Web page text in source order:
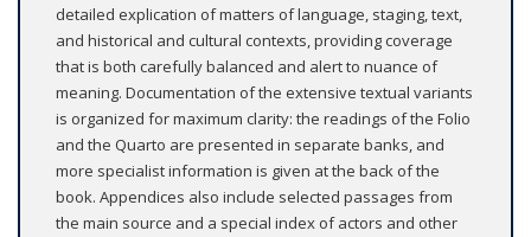
detailed explication of matters of language, staging, text,
and historical and cultural contexts, providing coverage
that is both carefully balanced and alert to nuance of
meaning. Documentation of the extensive textual variants
is organized for maximum clarity: the readings of the Folio
and the Quarto are presented in separate banks, and
more specialist information is given at the back of the
book. Appendices also include selected passages from
the main source and a special index of actors and other